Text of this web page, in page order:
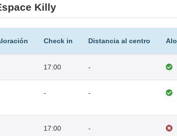
Killy
Check in Distancia al centro
17:00 -
- -
17:00 -